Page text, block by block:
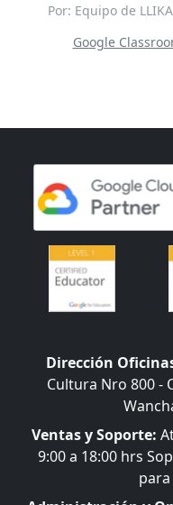
Por: Equipo de
Google
Dirección
Cultura Nro 800 -
Ventas y Soporte:
9:00 a 18:00 hrs